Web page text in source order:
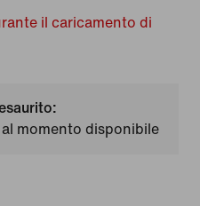
il caricamento di
momento disponibile